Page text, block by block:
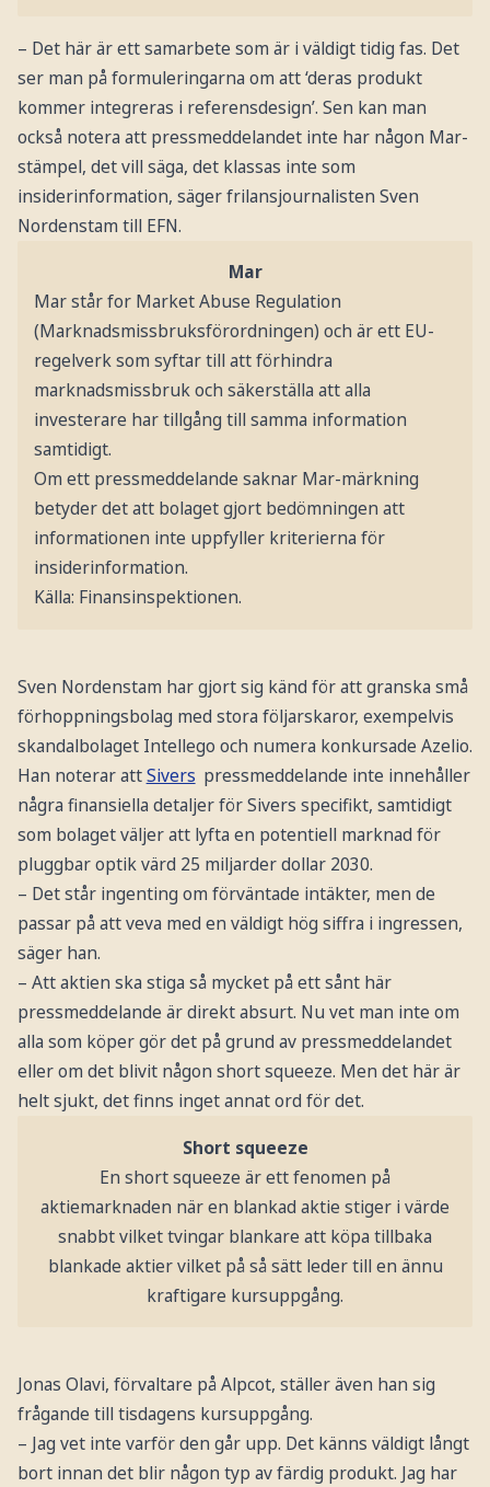
– Det här är ett samarbete som är i väldigt tidig fas. Det
ser man på formuleringarna om att ‘deras produkt
kommer integreras i referensdesign’. Sen kan man
också notera att pressmeddelandet inte har någon Mar-
stämpel, det vill säga, det klassas inte som
insiderinformation, säger frilansjournalisten Sven
Nordenstam till EFN.
Mar
Mar står for Market Abuse Regulation
(Marknadsmissbruksförordningen) och är ett EU-
regelverk som syftar till att förhindra
marknadsmissbruk och säkerställa att alla
investerare har tillgång till samma information
samtidigt.
Om ett pressmeddelande saknar Mar-märkning
betyder det att bolaget gjort bedömningen att
informationen inte uppfyller kriterierna för
insiderinformation.
Källa: Finansinspektionen.
Sven Nordenstam har gjort sig känd för att granska små
förhoppningsbolag med stora följarskaror, exempelvis
skandalbolaget Intellego och numera konkursade Azelio.
Han noterar attSivers pressmeddelande inte innehåller
några finansiella detaljer för Sivers specifikt, samtidigt
som bolaget väljer att lyfta en potentiell marknad för
pluggbar optik värd 25 miljarder dollar 2030.
– Det står ingenting om förväntade intäkter, men de
passar på att veva med en väldigt hög siffra i ingressen,
säger han.
– Att aktien ska stiga så mycket på ett sånt här
pressmeddelande är direkt absurt. Nu vet man inte om
alla som köper gör det på grund av pressmeddelandet
eller om det blivit någon short squeeze. Men det här är
helt sjukt, det finns inget annat ord för det.
Short squeeze
En short squeeze är ett fenomen på
aktiemarknaden när en blankad aktie stiger i värde
snabbt vilket tvingar blankare att köpa tillbaka
blankade aktier vilket på så sätt leder till en ännu
kraftigare kursuppgång.
Jonas Olavi, förvaltare på Alpcot, ställer även han sig
frågande till tisdagens kursuppgång.
– Jag vet inte varför den går upp. Det känns väldigt långt
bort innan det blir någon typ av färdig produkt. Jag har